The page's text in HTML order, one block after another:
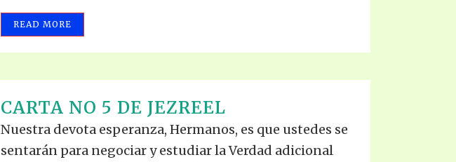
READ MORE
CARTA NO 5 DE JEZREEL
Nuestra devota esperanza, Hermanos, es que ustedes se
sentarán para negociar y estudiar la Verdad adicional